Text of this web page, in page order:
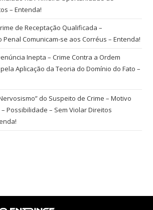
– Entenda!
de Receptação Qualificada –
Penal Comunicam-se aos Corréus – Entenda!
Inepta – Crime Contra a Ordem
Aplicação da Teoria do Domínio do Fato –
do Suspeito de Crime – Motivo
Possibilidade – Sem Violar Direitos